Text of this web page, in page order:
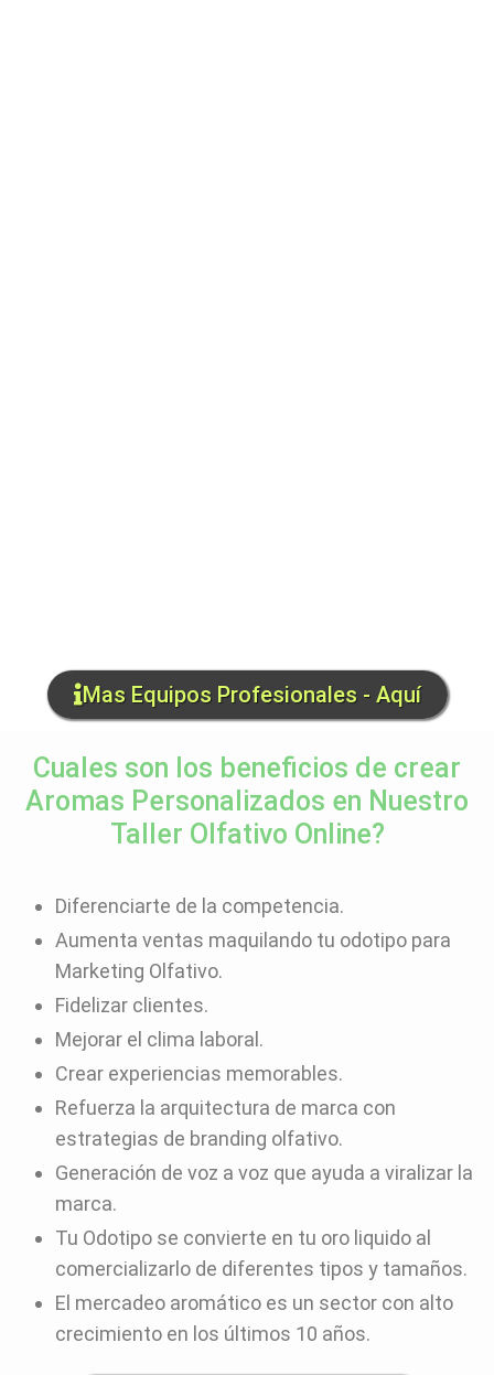
Mas Equipos Profesionales - Aquí
Cuales son los beneficios de crear
Aromas Personalizados en Nuestro
Taller Olfativo Online?
Diferenciarte de la competencia.
Aumenta ventas maquilando tu odotipo para
Marketing Olfativo.
Fidelizar clientes.
Mejorar el clima laboral.
Crear experiencias memorables.
Refuerza la arquitectura de marca con
estrategias de branding olfativo.
Generación de voz a voz que ayuda a viralizar la
marca.
Tu Odotipo se convierte en tu oro liquido al
comercializarlo de diferentes tipos y tamaños.
El mercadeo aromático es un sector con alto
crecimiento en los últimos 10 años.